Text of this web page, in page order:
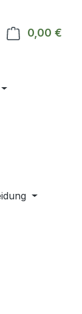
Produkte auf
0,00 €